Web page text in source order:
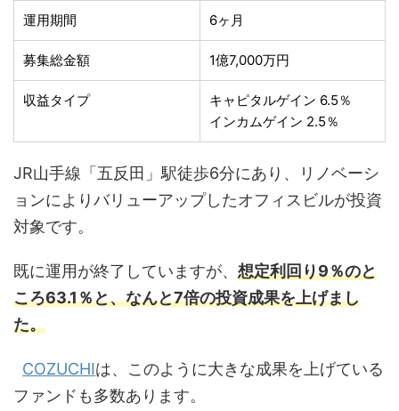
運用期間 6ヶ月
募集総金額 1億7,000万円
収益タイプ
キャピタルゲイン 6.5％
インカムゲイン 2.5％
JR山手線「五反田」駅徒歩6分にあり、リノベーシ
ョンによりバリューアップしたオフィスビルが投資
対象です。
既に運用が終了していますが、 想定利回り9％のと
ころ63.1％と、なんと7倍の投資成果を上げまし
た。
COZUCHIは、このように大きな成果を上げている
ファンドも多数あります。